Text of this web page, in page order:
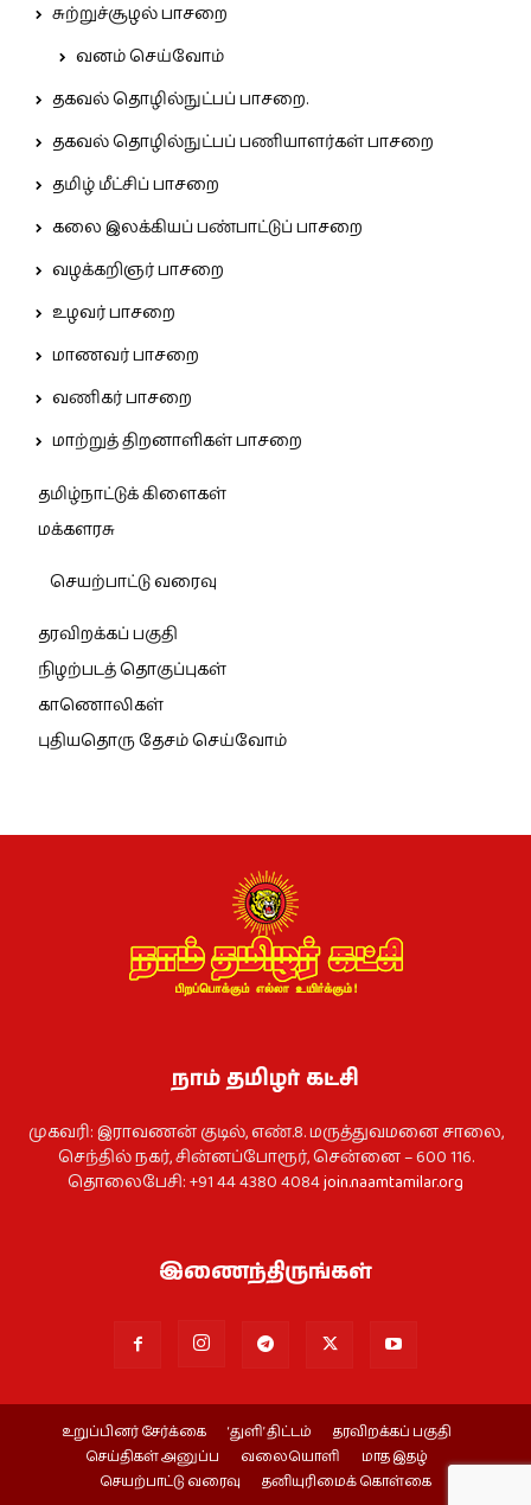
சுற்றுச்சூழல் பாசறை
வனம் செய்வோம்
தகவல் தொழில்நுட்பப் பாசறை.
தகவல் தொழில்நுட்பப் பணியாளர்கள் பாசறை
தமிழ் மீட்சிப் பாசறை
கலை இலக்கியப் பண்பாட்டுப் பாசறை
வழக்கறிஞர் பாசறை
உழவர் பாசறை
மாணவர் பாசறை
வணிகர் பாசறை
மாற்றுத் திறனாளிகள் பாசறை
தமிழ்நாட்டுக் கிளைகள்
மக்களரசு
செயற்பாட்டு வரைவு
தரவிறக்கப் பகுதி
நிழற்படத் தொகுப்புகள்
காணொலிகள்
புதியதொரு தேசம் செய்வோம்
நாம் தமிழர் கட்சி
முகவரி: இராவணன் குடில், எண்.8. மருத்துவமனை சாலை,
செந்தில் நகர், சின்னப்போரூர், சென்னை – 600 116.
தொலைபேசி: +91 44 4380 4084join.naamtamilar.org
இணைந்திருங்கள்
உறுப்பினர் சேர்க்கை ‘துளி’ திட்டம்
தரவிறக்கப் பகுதி
செய்திகள் அனுப்ப
வலையொளி
மாத இதழ்
செயற்பாட்டு வரைவு
தனியுரிமைக் கொள்கை